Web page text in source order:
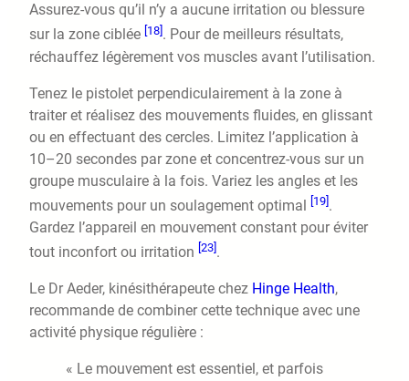
Assurez-vous qu’il n’y a aucune irritation ou blessure
sur la zone ciblée [18]. Pour de meilleurs résultats,
réchauffez légèrement vos muscles avant l’utilisation.
Tenez le pistolet perpendiculairement à la zone à
traiter et réalisez des mouvements fluides, en glissant
ou en effectuant des cercles. Limitez l’application à
10–20 secondes par zone et concentrez-vous sur un
groupe musculaire à la fois. Variez les angles et les
mouvements pour un soulagement optimal [19] .
Gardez l’appareil en mouvement constant pour éviter
tout inconfort ou irritation [23] .
Le Dr Aeder, kinésithérapeute chez Hinge Health,
recommande de combiner cette technique avec une
activité physique régulière :
« Le mouvement est essentiel, et parfois